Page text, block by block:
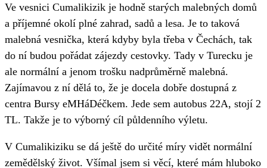
Ve vesnici Cumalikizik je hodně starých malebných domů
a příjemné okolí plné zahrad, sadů a lesa. Je to taková
malebná vesnička, která kdyby byla třeba v Čechách, tak
do ní budou pořádat zájezdy cestovky. Tady v Turecku je
ale normální a jenom trošku nadprůměrně malebná.
Zajímavou z ní dělá to, že je docela dobře dostupná z
centra Bursy eMHáDéčkem. Jede sem autobus 22A, stojí 2
TL. Takže je to výborný cíl půldenního výletu.
V Cumalikiziku se dá ještě do určité míry vidět normální
zemědělský život. Všímal jsem si věcí, které mám hluboko